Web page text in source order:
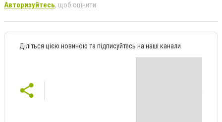
Авторизуйтесь, щоб оцінити
Діліться цією новиною та підписуйтесь на наші канали